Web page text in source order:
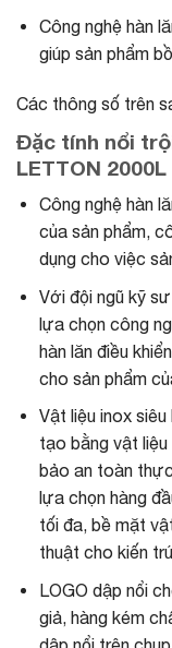
Công nghệ hàn
giúp sản phẩm
Các thông số trên
Đặc tính nổi
LETTON
Công nghệ hàn
của sản phẩm,
dụng cho việc
Với đội ngũ kỹ
lựa chọn công
hàn lăn điều
cho sản phẩm
Vật liệu inox
tạo bằng vật
bảo an toàn
lựa chọn hàng
tối đa, bề mặt
thuật cho kiến
LOGO dập nổi
giả, hàng kém